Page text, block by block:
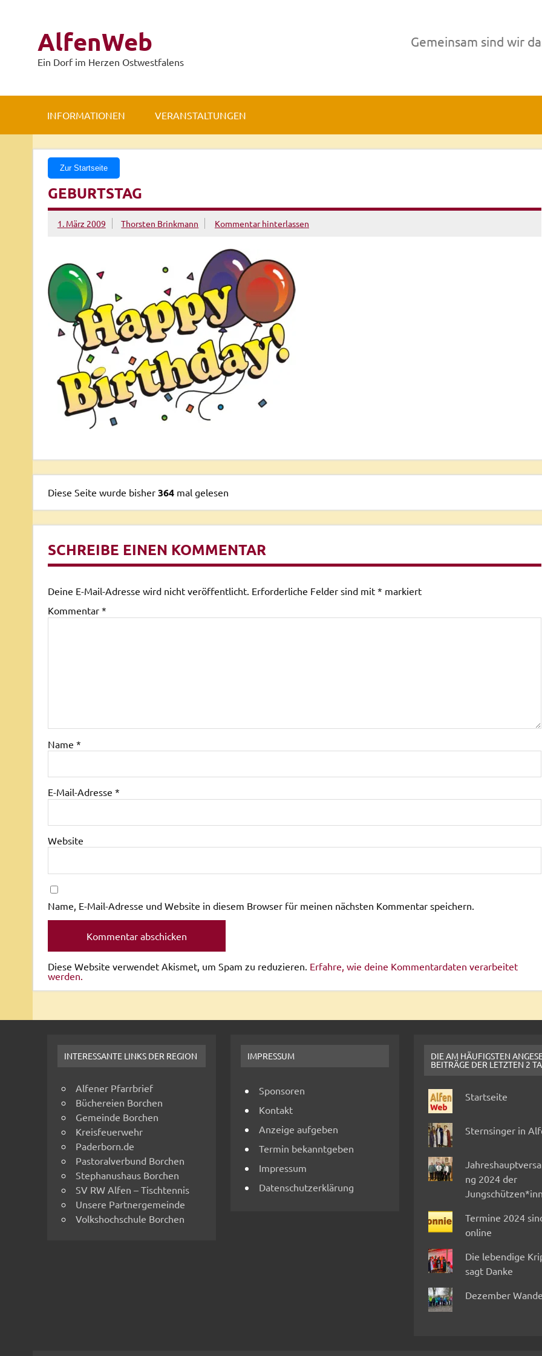
AlfenWeb
Ein Dorf im Herzen Ostwestfalens
Gemeinsam sind wir
INFORMATIONEN VERANSTALTUNGEN
Zur Startseite
GEBURTSTAG
1. März 2009 Thorsten Brinkmann Kommentar hinterlassen
Diese Seite wurde bisher364 mal gelesen
SCHREIBE EINEN KOMMENTAR
Deine E-Mail-Adresse wird nicht veröffentlicht. Erforderliche Felder sind mit * markiert
Kommentar *
Name *
E-Mail-Adresse *
Website
Name, E-Mail-Adresse und Website in diesem Browser für meinen nächsten Kommentar speichern.
Diese Website verwendet Akismet, um Spam zu reduzieren. Erfahre, wie deine Kommentardaten verarbeitet
werden.
INTERESSANTE LINKS DER REGION
Alfener Pfarrbrief
Büchereien Borchen
Gemeinde Borchen
Kreisfeuerwehr
Paderborn.de
Pastoralverbund Borchen
Stephanushaus Borchen
SV RW Alfen – Tischtennis
Unsere Partnergemeinde
Volkshochschule Borchen
IMPRESSUM
Sponsoren
Kontakt
Anzeige aufgeben
Termin bekanntgeben
Impressum
Datenschutzerklärung
DIE AM HÄUFIGSTEN
BEITRÄGE DER LETZTEN 2
Startseite
Sternsinger in
ng 2024 der
Termine 2024
online
Die lebendige
sagt Danke
Dezember